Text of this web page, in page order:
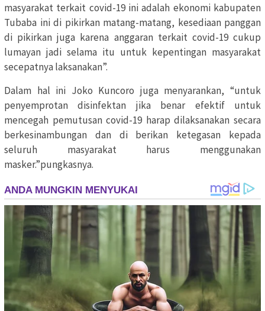
masyarakat terkait covid-19 ini adalah ekonomi kabupaten
Tubaba ini di pikirkan matang-matang, kesediaan panggan
di pikirkan juga karena anggaran terkait covid-19 cukup
lumayan jadi selama itu untuk kepentingan masyarakat
secepatnya laksanakan”.
Dalam hal ini Joko Kuncoro juga menyarankan, “untuk
penyemprotan disinfektan jika benar efektif untuk
mencegah pemutusan covid-19 harap dilaksanakan secara
berkesinambungan dan di berikan ketegasan kepada
seluruh masyarakat harus menggunakan
masker.”pungkasnya.